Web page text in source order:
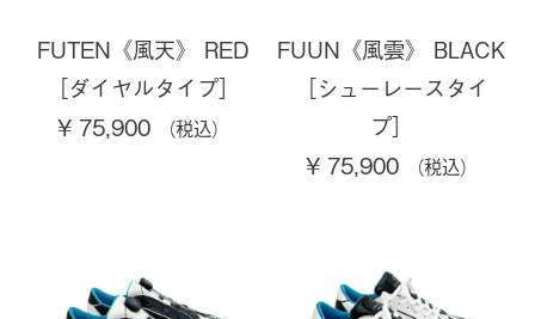
FUTEN《風天》 RED
［ダイヤルタイプ］
¥ 75,900
FUUN《風雲》 BLACK
［シューレースタイ
プ］
¥ 75,900